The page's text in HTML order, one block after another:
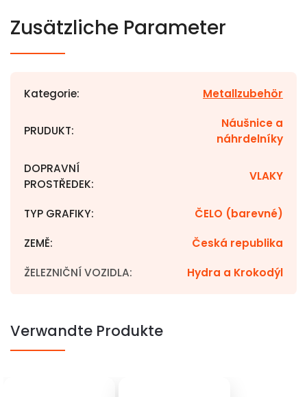
Zusätzliche Parameter
Kategorie: Metallzubehör
PRUDUKT:
Náušnice a
náhrdelníky
DOPRAVNÍ
PROSTŘEDEK:
VLAKY
TYP GRAFIKY: ČELO (barevné)
ZEMĚ: Česká republika
ŽELEZNIČNÍ VOZIDLA: Hydra a Krokodýl
Verwandte Produkte